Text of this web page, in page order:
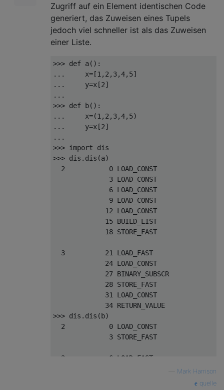
Zugriff auf ein Element identischen Code
generiert, das Zuweisen eines Tupels
jedoch viel schneller ist als das Zuweisen
einer Liste.
>>> def a():
...
     x
=[1 , 2 , 3,4, 5]
...
     y
=x[2]
...
>>> def b():
...
     x
=(1 , 2 , 3,4, 5)
...
     y
=x[2]
...
>>> import
>>> dis . dis (a)
2
0 LOAD_CONST
3 LOAD_CONST
6 LOAD_CONST
9 LOAD_CONST
12 LOAD_CONST
15 BUILD_LIST
18 STORE_FAST
3 21 LOAD_FAST
24 LOAD_CONST
27 BINARY_SUBSCR
28 STORE_FAST
31
LOAD_CONST
34
>>> dis . dis (b)
2
0 LOAD_CONST
3 STORE_FAST
3 6 LOAD_FAST
LOAD_CONST
Mark Harrison
quelle